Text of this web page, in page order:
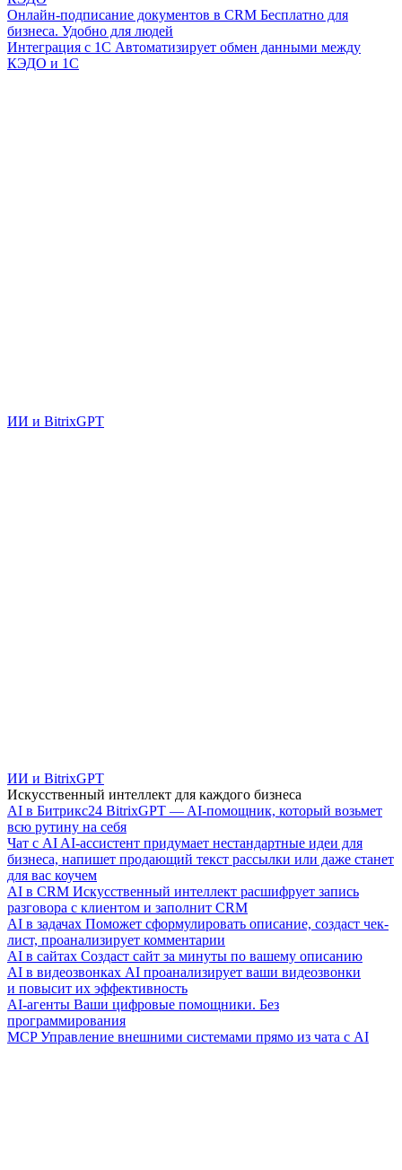
Онлайн-подписание документов в CRM Бесплатно для
бизнеса. Удобно для людей
Интеграция с 1С Автоматизирует обмен данными между
КЭДО и 1С
ИИ и BitrixGPT
ИИ и BitrixGPT
Искусственный интеллект для каждого бизнеса
AI в Битрикс24 BitrixGPT — AI-помощник, который возьмет
всю рутину на себя
Чат с AI AI-ассистент придумает нестандартные идеи для
бизнеса, напишет продающий текст рассылки или даже станет
для вас коучем
AI в CRM Искусственный интеллект расшифрует запись
разговора с клиентом и заполнит CRM
AI в задачах Поможет сформулировать описание, создаст чек-
лист, проанализирует комментарии
AI в сайтах Создаст сайт за минуты по вашему описанию
AI в видеозвонках AI проанализирует ваши видеозвонки
и повысит их эффективность
AI-агенты Ваши цифровые помощники. Без
программирования
MCP Управление внешними системами прямо из чата с AI